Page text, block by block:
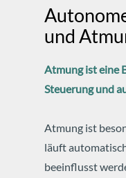
und
Atmung ist eine
Steuerung und
Atmung ist
läuft
beeinflusst